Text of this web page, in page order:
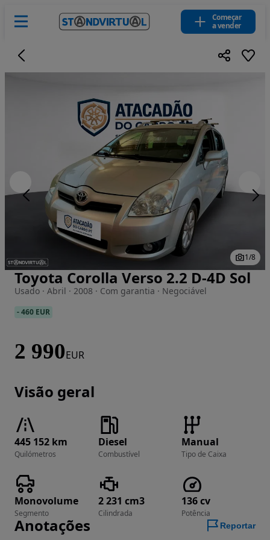
Começar
a vender
Imagem 1 de 8
1/8
Toyota Corolla Verso 2.2 D-4D Sol
Usado · Abril · 2008 · Com garantia · Negociável
-460 EUR
2 990EUR
Visão geral
445 152 km
Quilómetros
Diesel
Combustível
Manual
Tipo de Caixa
Monovolume
Segmento
2 231 cm3
Cilindrada
136 cv
Potência
Anotações Reportar